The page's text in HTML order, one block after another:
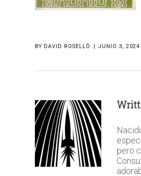
BY DAVID ROSELLÓ JUNIO 3, 2024
pero